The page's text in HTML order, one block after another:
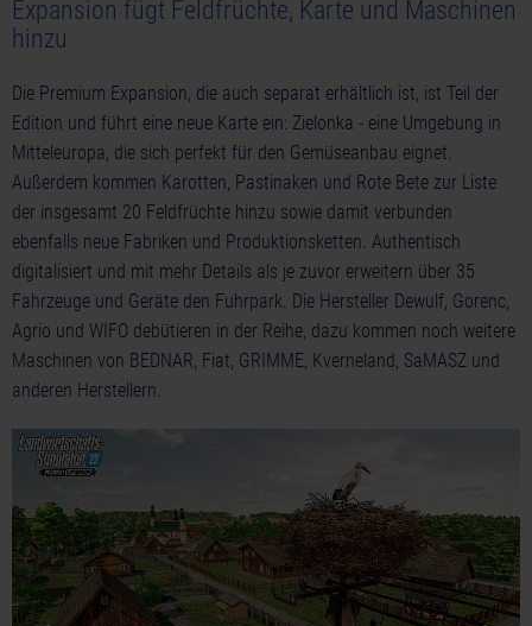
Expansion fügt Feldfrüchte, Karte und Maschinen
hinzu
Die Premium Expansion, die auch separat erhältlich ist, ist Teil der
Edition und führt eine neue Karte ein: Zielonka - eine Umgebung in
Mitteleuropa, die sich perfekt für den Gemüseanbau eignet.
Außerdem kommen Karotten, Pastinaken und Rote Bete zur Liste
der insgesamt 20 Feldfrüchte hinzu sowie damit verbunden
ebenfalls neue Fabriken und Produktionsketten. Authentisch
digitalisiert und mit mehr Details als je zuvor erweitern über 35
Fahrzeuge und Geräte den Fuhrpark. Die Hersteller Dewulf, Gorenc,
Agrio und WIFO debütieren in der Reihe, dazu kommen noch weitere
Maschinen von BEDNAR, Fiat, GRIMME, Kverneland, SaMASZ und
anderen Herstellern.